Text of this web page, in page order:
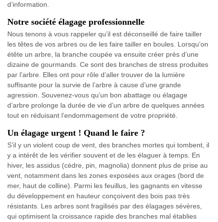
d’information.
Notre société élagage professionnelle
Nous tenons à vous rappeler qu’il est déconseillé de faire tailler
les têtes de vos arbres ou de les faire tailler en boules. Lorsqu’on
étête un arbre, la branche coupée va ensuite créer près d’une
dizaine de gourmands. Ce sont des branches de stress produites
par l’arbre. Elles ont pour rôle d’aller trouver de la lumière
suffisante pour la survie de l’arbre à cause d’une grande
agression. Souvenez-vous qu’un bon abattage ou élagage
d’arbre prolonge la durée de vie d’un arbre de quelques années
tout en réduisant l’endommagement de votre propriété.
Un élagage urgent ! Quand le faire ?
S’il y un violent coup de vent, des branches mortes qui tombent, il
y a intérêt de les vérifier souvent et de les élaguer à temps. En
hiver, les assidus (cèdre, pin, magnolia) donnent plus de prise au
vent, notamment dans les zones exposées aux orages (bord de
mer, haut de colline). Parmi les feuillus, les gagnants en vitesse
du développement en hauteur conçoivent des bois pas très
résistants. Les arbres sont fragilisés par des élagages sévères,
qui optimisent la croissance rapide des branches mal établies